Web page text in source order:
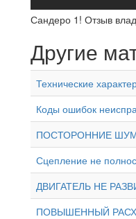
Сандеро 1! Отзыв
Другие
Технические
Коды ошибок
ПОСТОРОННИЕ
Сцепление не
ДВИГАТЕЛЬ НЕ
ПОВЫШЕННЫЙ